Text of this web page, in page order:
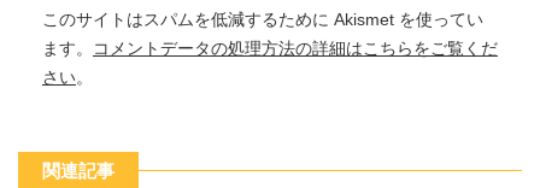
このサイトはスパムを低減するために Akismet を使ってい
ます。
コメントデータの処理方法の詳細はこちらをご覧くだ
さい。
関連記事